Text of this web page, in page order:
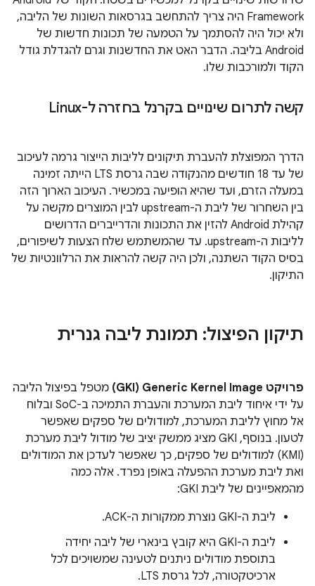
Framework היה צריך להתחשב בגרסאות השונות של הליבה,
ולא יכול היה להסתמך על הטמעה של תכונות חדשות של
Android בליבה. הדבר האט את החדשנות וגרם להגדלת גודל
הקוד ולמורכבות שלו.
קשה לתרום שינויים בקרנל בחזרה ל-Linux
הדרך המפוצלת להעברת תיקונים לליבות הייצור גרמה לעיכוב
של עד 18 חודשים מהנקודה שבה גרסת LTS הייתה זמינה
במעלה הזרם, ועד שהיא הופיעה במכשיר. העיכוב הארוך הזה
בין השחרור של ליבת ה-upstream לבין המוצרים מקשה על
קהילת Android להזין את התכונות והדרייברים הדרושים
לליבות ה-upstream. עד שהמשתמש שלח הצעות לשיפורים,
בסיס הקוד השתנה, ולכן היה קשה להראות את הרלוונטיות של
התיקון.
תיקון הפיצול: תמונת ליבה גנרית
פרויקט Generic Kernel Image‏ (GKI)
מטפל בפיצול הליבה
על ידי איחוד ליבת המערכת והעברת התמיכה ב-SoC ובלוח
אל מחוץ לליבת המערכת, למודולים של ספקים שאפשר
לטעון. בנוסף, GKI מציג ממשק יציב של מודול ליבת מערכת
(KMI) למודולים של ספקים, כך שאפשר לעדכן את המודולים
ואת ליבת מערכת ההפעלה באופן נפרד. אלה כמה
מהמאפיינים של ליבת GKI:
ליבת ה-GKI נוצרת ממקורות ה-ACK.
ליבת ה-GKI היא קובץ בינארי של ליבה יחידה
בתוספת מודולים ניתנים לטעינה שמשויכים לכל
ארכיטקטורה, לכל גרסת LTS.